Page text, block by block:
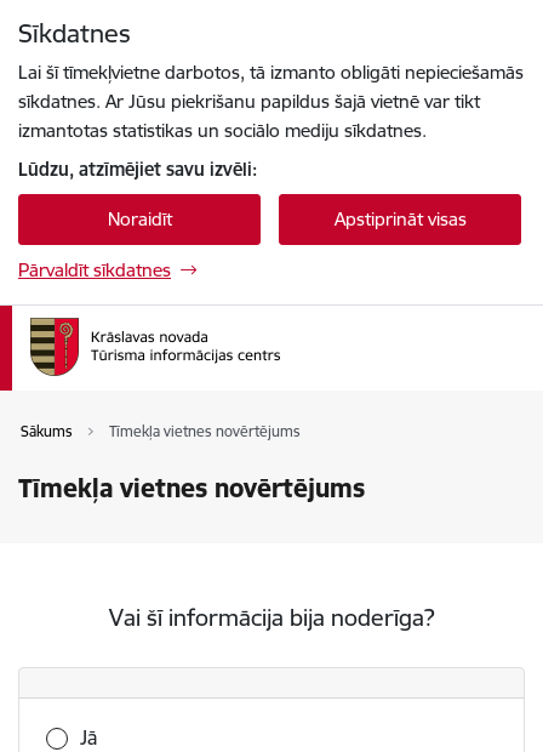
Sīkdatnes
Lai šī tīmekļvietne darbotos, tā izmanto obligāti nepieciešamās
sīkdatnes. Ar Jūsu piekrišanu papildus šajā vietnē var tikt
izmantotas statistikas un sociālo mediju sīkdatnes.
Lūdzu, atzīmējiet savu izvēli:
Noraidīt Apstiprināt visas
Pārvaldīt sīkdatnes
Sākums Tīmekļa vietnes novērtējums
Tīmekļa vietnes novērtējums
Vai šī informācija bija noderīga?
Vai šī informācija bija noderīga?
Jā